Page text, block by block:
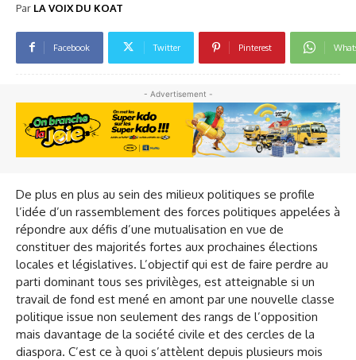
Par LA VOIX DU KOAT
Facebook Twitter Pinterest
- Advertisement -
De plus en plus au sein des milieux politiques se profile
l’idée d’un rassemblement des forces politiques appelées à
répondre aux défis d’une mutualisation en vue de
constituer des majorités fortes aux prochaines élections
locales et législatives. L’objectif qui est de faire perdre au
parti dominant tous ses privilèges, est atteignable si un
travail de fond est mené en amont par une nouvelle classe
politique issue non seulement des rangs de l’opposition
mais davantage de la société civile et des cercles de la
diaspora. C’est ce à quoi s’attèlent depuis plusieurs mois